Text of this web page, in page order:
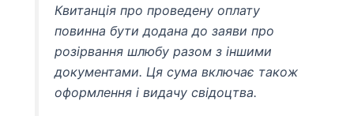
Квитанція про проведену оплату
повинна бути додана до заяви про
розірвання шлюбу разом з іншими
документами. Ця сума включає також
оформлення і видачу свідоцтва.